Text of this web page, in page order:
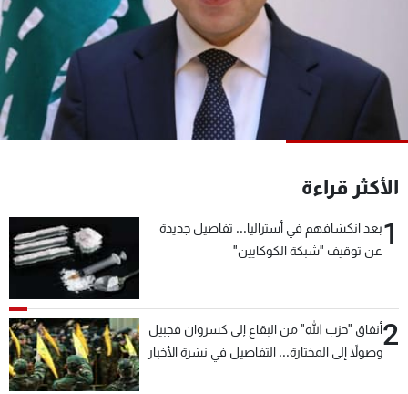
الأكثر قراءة
1بعد انكشافهم في أستراليا... تفاصيل جديدة
عن توقيف "شبكة الكوكايين"
2أنفاق "حزب الله" من البقاع إلى كسروان فجبيل
وصولاً إلى المختارة... التفاصيل في نشرة الأخبار
جدول البرامج
شاهد البرامج
الترددات
لاعلاناتكم